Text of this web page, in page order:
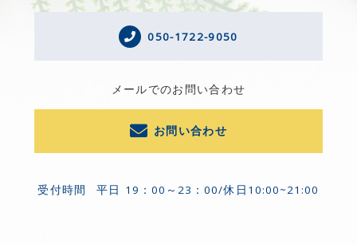
050-1722-9050
メールでのお問い合わせ
お問い合わせ
受付時間 平日 19：00～23：00/休日10:00~21:00